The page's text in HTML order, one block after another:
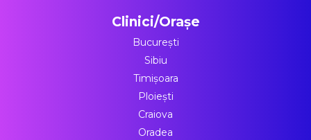
Clinici/Orașe
București
Sibiu
Timișoara
Ploiești
Craiova
Oradea